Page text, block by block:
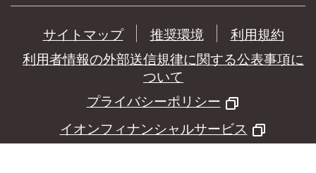
サイトマップ 推奨環境
利用規約
利用者情報の外部送信規律に関する公表事項に
ついて
プライバシーポリシー
イオンフィナンシャルサービス